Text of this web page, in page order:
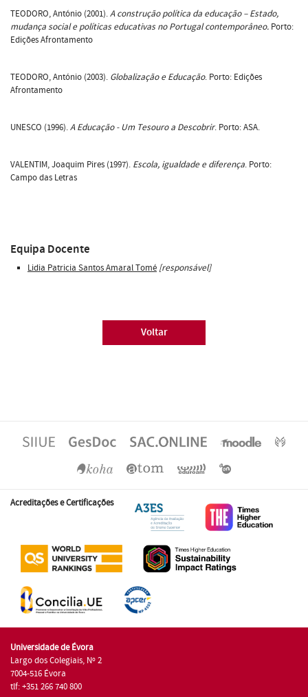
TEODORO, António (2001).A construção política da educação – Estado,
mudança social e políticas educativas no Portugal contemporâneo. Porto:
Edições Afrontamento
TEODORO, António (2003). Globalização e Educação. Porto: Edições
Afrontamento
UNESCO (1996).A Educação - Um Tesouro a Descobrir. Porto: ASA.
VALENTIM, Joaquim Pires (1997). Escola, igualdade e diferença. Porto:
Campo das Letras
Equipa Docente
Lidia Patricia Santos Amaral Tomé [responsável]
Voltar
Acreditações e Certificações
Universidade de Évora
Largo dos Colegiais, Nº 2
7004-516 Évora
tlf: +351 266 740 800